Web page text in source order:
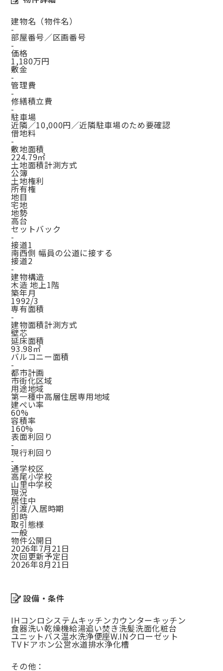
建物名（物件名）
-
部屋番号／区画番号
-
価格
1,180万円
敷金
-
管理費
-
修繕積立費
-
駐車場
近隣／10,000円／近隣駐車場のため要確認
借地料
-
敷地面積
224.79㎡
土地面積計測方式
公簿
土地権利
所有権
地目
宅地
地勢
高台
セットバック
-
接道1
南西側 幅員の公道に接する
接道2
-
建物構造
木造 地上1階
築年月
1992/3
専有面積
-
建物面積計測方式
壁芯
延床面積
93.98㎡
バルコニー面積
-
都市計画
市街化区域
用途地域
第一種中高層住居専用地域
建ぺい率
60%
容積率
160%
表面利回り
-
現行利回り
-
通学校区
高尾小学校
山里中学校
現況
居住中
引渡/入居時期
即時
取引態様
一般
物件公開日
2026年7月21日
次回更新予定日
2026年8月21日
設備・条件
IHコンロ システムキッチンカウンターキッチン
食器洗い乾燥機給湯追い焚き洗髪洗面化粧台
ユニットバス温水洗浄便座W.INクローゼット
TVドアホン公営水道排水浄化槽
その他：